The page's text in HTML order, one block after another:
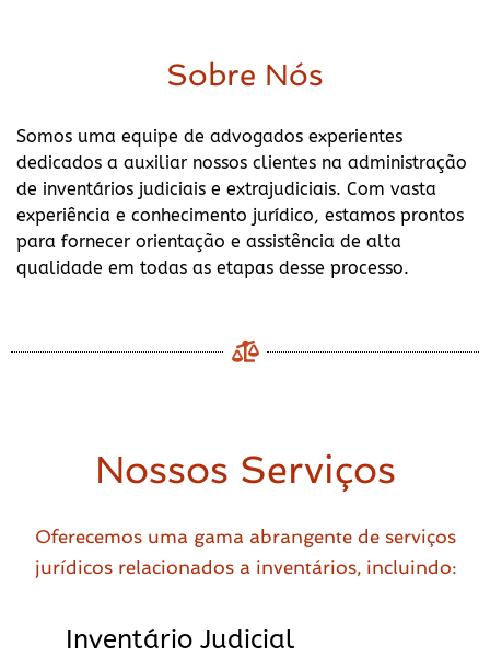
Sobre Nós
Somos uma equipe de advogados experientes
dedicados a auxiliar nossos clientes na administração
de inventários judiciais e extrajudiciais. Com vasta
experiência e conhecimento jurídico, estamos prontos
para fornecer orientação e assistência de alta
qualidade em todas as etapas desse processo.
Nossos Serviços
Oferecemos uma gama abrangente de serviços
jurídicos relacionados a inventários, incluindo:
Inventário Judicial